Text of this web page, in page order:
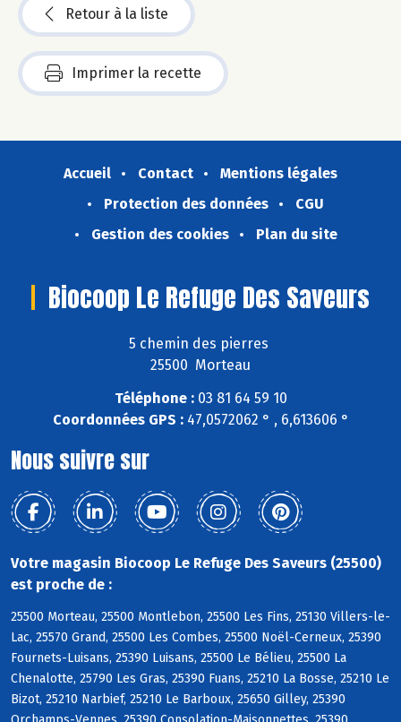
Retour à la liste
Imprimer la recette
Accueil Contact
Mentions légales
Protection des données
CGU
Gestion des cookies
Plan du site
Biocoop Le Refuge Des Saveurs
5 chemin des pierres
25500 Morteau
Téléphone :03 81 64 59 10
Coordonnées GPS :47,0572062 ° , 6,613606 °
Nous suivre sur
Votre magasin Biocoop Le Refuge Des Saveurs (25500)
est proche de :
25500 Morteau, 25500 Montlebon, 25500 Les Fins, 25130 Villers-le-
Lac, 25570 Grand, 25500 Les Combes, 25500 Noël-Cerneux, 25390
Fournets-Luisans, 25390 Luisans, 25500 Le Bélieu, 25500 La
Chenalotte, 25790 Les Gras, 25390 Fuans, 25210 La Bosse, 25210 Le
Bizot, 25210 Narbief, 25210 Le Barboux, 25650 Gilley, 25390